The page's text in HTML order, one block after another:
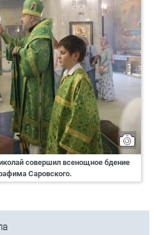
совершил всенощное бдение
Саровского.